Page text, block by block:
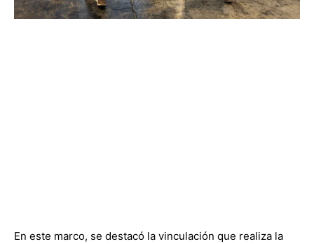
En este marco, se destacó la vinculación que realiza la